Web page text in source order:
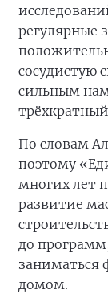
регулярные
сосудистую
сильным
По словам
поэтому
многих лет
развитие
до
заниматься
домом.